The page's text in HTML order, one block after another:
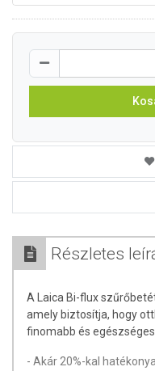
Részletes
A Laica Bi-flux
amely biztosítja, hogy
finomabb és
- Akár 20%-kal